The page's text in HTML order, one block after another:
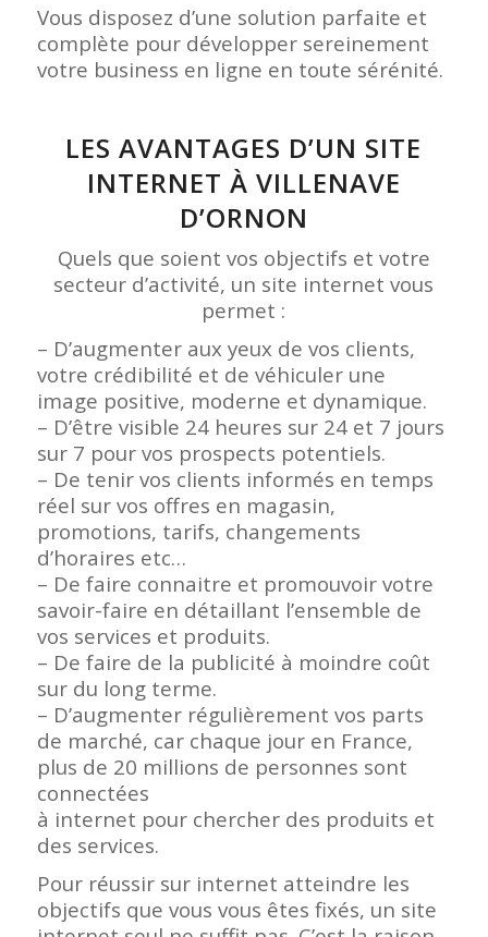
Vous disposez d’une solution parfaite et
complète pour développer sereinement
votre business en ligne en toute sérénité.
LES AVANTAGES D’UN SITE
INTERNET À VILLENAVE
D’ORNON
Quels que soient vos objectifs et votre
secteur d’activité, un site internet vous
permet :
– D’augmenter aux yeux de vos clients,
votre crédibilité et de véhiculer une
image positive, moderne et dynamique.
– D’être visible 24 heures sur 24 et 7 jours
sur 7 pour vos prospects potentiels.
– De tenir vos clients informés en temps
réel sur vos offres en magasin,
promotions, tarifs, changements
d’horaires etc…
– De faire connaitre et promouvoir votre
savoir-faire en détaillant l’ensemble de
vos services et produits.
– De faire de la publicité à moindre coût
sur du long terme.
– D’augmenter régulièrement vos parts
de marché, car chaque jour en France,
plus de 20 millions de personnes sont
connectées
à internet pour chercher des produits et
des services.
Pour réussir sur internet atteindre les
objectifs que vous vous êtes fixés, un site